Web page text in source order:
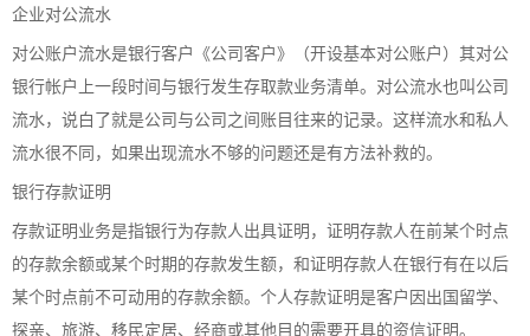
企业对公流水
对公账户流水是银行客户《公司客户》（开设基本对公账户）其对公
银行帐户上一段时间与银行发生存取款业务清单。对公流水也叫公司
流水，说白了就是公司与公司之间账目往来的记录。这样流水和私人
流水很不同，如果出现流水不够的问题还是有方法补救的。
银行存款证明
存款证明业务是指银行为存款人出具证明，证明存款人在前某个时点
的存款余额或某个时期的存款发生额，和证明存款人在银行有在以后
某个时点前不可动用的存款余额。个人存款证明是客户因出国留学、
探亲、旅游、移民定居、经商或其他目的需要开具的资信证明。